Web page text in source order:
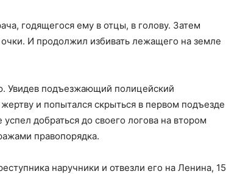
годящегося ему в отцы, в голову. Затем
И продолжил избивать лежащего на земле
Увидев подъезжающий полицейский
и попытался скрыться в первом подъезде
добраться до своего логова на втором
правопорядка.
наручники и отвезли его на Ленина, 15